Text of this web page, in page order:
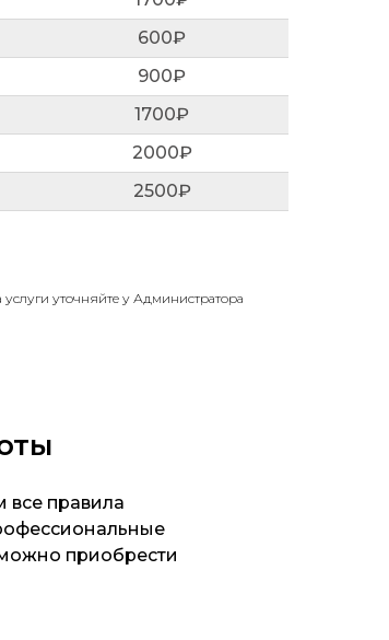
600₽
900₽
1700₽
2000₽
2500₽
уточняйте у Администратора
правила
приобрести